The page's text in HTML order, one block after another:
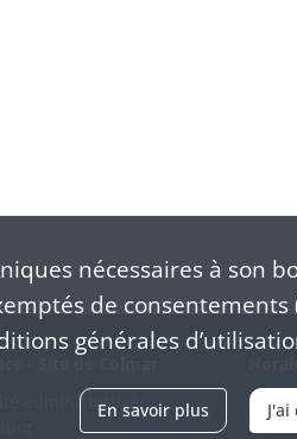
administrative
Du
en
nécessaires à son
de
générales
En savoir plus